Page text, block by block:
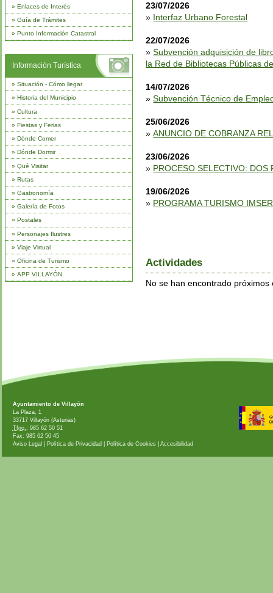
» Enlaces de Interés
» Guía de Trámites
» Punto Información Catastral
Información Turística
» Situación - Cómo llegar
» Historia del Municipio
» Cultura
» Fiestas y Ferias
» Dónde Comer
» Dónde Dormir
» Qué Visitar
» Rutas
» Gastronomía
» Galería de Fotos
» Postales
» Personajes Ilustres
» Viaje Virtual
» Oficina de Turismo
» APP VILLAYÓN
23/07/2026
» Interfaz Urbano Forestal
22/07/2026
»Subvención adquisición de
la Red de Bibliotecas Públicas
14/07/2026
»Subvención Técnico de
25/06/2026
»ANUNCIO DE COBRANZA
23/06/2026
» PROCESO SELECTIVO: DOS
19/06/2026
» PROGRAMA TURISMO
Actividades
No se han encontrado
Ayuntamiento de Villayón
La Plaza, 1
33717 Villayón (Asturias)
Tfno.: 985 62 50 51
Fax: 985 62 50 45
Aviso Legal
Política de Privacidad Política de Cookies| Accesibilidad